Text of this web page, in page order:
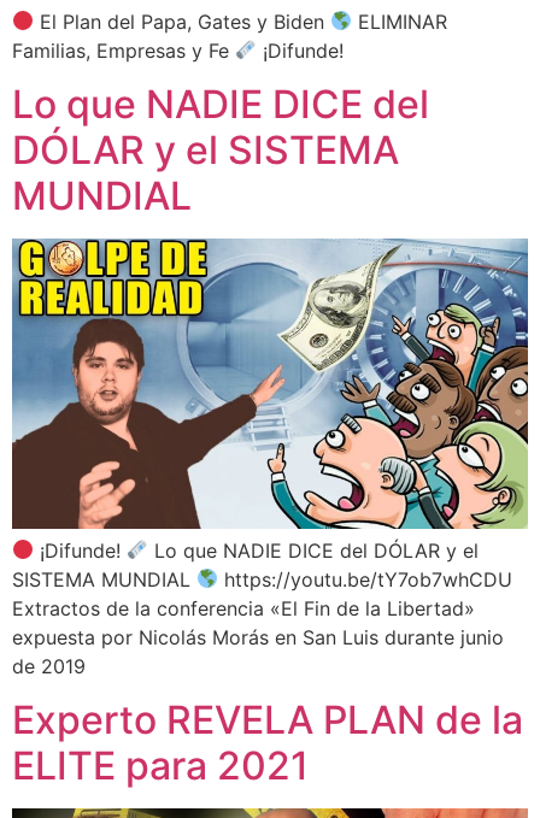
El Plan del Papa, Gates y Biden
ELIMINAR
Familias, Empresas y Fe
¡Difunde!
Lo que NADIE DICE del
DÓLAR y el SISTEMA
MUNDIAL
¡Difunde!
Lo que NADIE DICE del DÓLAR y el
SISTEMA MUNDIAL
https://youtu.be/tY7ob7whCDU
Extractos de la conferencia «El Fin de la Libertad»
expuesta por Nicolás Morás en San Luis durante junio
de 2019
Experto REVELA PLAN de la
ELITE para 2021